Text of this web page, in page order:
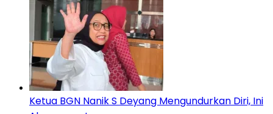
Ketua BGN Nanik S Deyang Mengundurkan Diri, Ini